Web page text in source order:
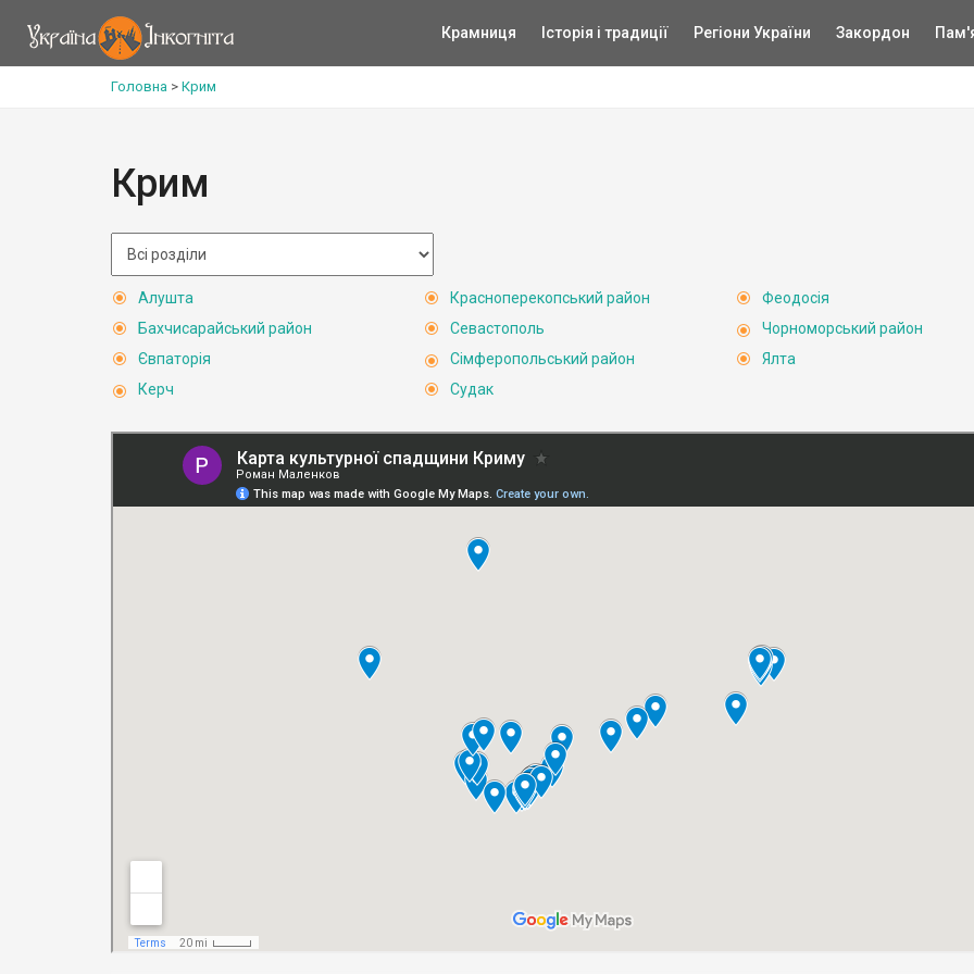
Крамниця Історія і традиції Регіони України Закордон
Головна > Крим
Крим
Алушта
Бахчисарайський район
Євпаторія
Керч
Красноперекопський район
Севастополь
Сімферопольський район
Судак
Феодосія
Чорноморський район
Ялта